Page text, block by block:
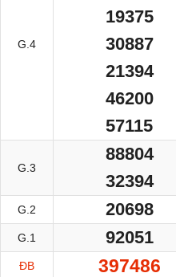
G.4
19375
30887
21394
46200
57115
G.3
88804
32394
G.2 20698
G.1 92051
ĐB 397486